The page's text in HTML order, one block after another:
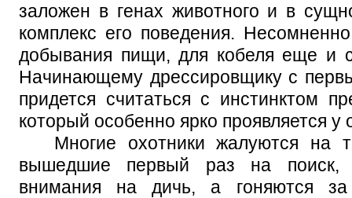
заложен в генах животного и в
комплекс его поведения.
добывания пищи, для кобеля еще и
Начинающему дрессировщику с
придется считаться с инстинктом
который особенно ярко проявляется у
Многие охотники жалуются на
вышедшие первый раз на поиск,
внимания на дичь, а гоняются за